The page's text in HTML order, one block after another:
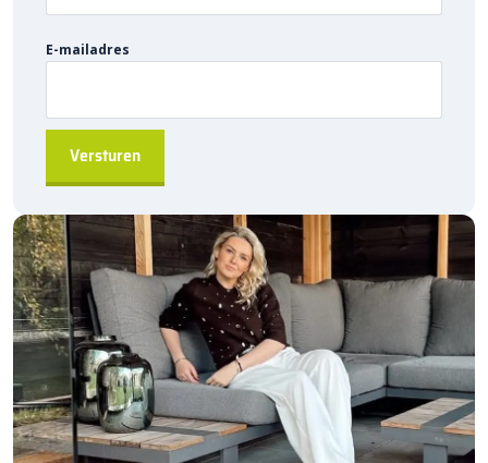
Bestellen viasierbestratingsmarkt.com
kun je snel starten met je project. Zorg voor een betrouwbare en
langdurige afscheiding tussen de rijbaan en trottoir met de
duurzamere oplossing
Heb je vragen? Neem gerust contact met ons op, wij helpen je
graag verder!
E-mailadres